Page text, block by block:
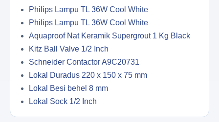
Philips Lampu TL 36W Cool White
Philips Lampu TL 36W Cool White
Aquaproof Nat Keramik Supergrout 1 Kg Black
Kitz Ball Valve 1/2 Inch
Schneider Contactor A9C20731
Lokal Duradus 220 x 150 x 75 mm
Lokal Besi behel 8 mm
Lokal Sock 1/2 Inch